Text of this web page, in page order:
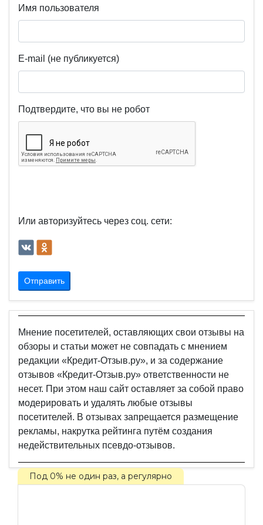
Имя пользователя
E-mail (не публикуется)
Подтвердите, что вы не робот
Или авторизуйтесь через соц. сети:
Отправить
Мнение посетителей, оставляющих свои отзывы на
обзоры и статьи может не совпадать с мнением
редакции «Кредит-Отзыв.ру», и за содержание
отзывов «Кредит-Отзыв.ру» ответственности не
несет. При этом наш сайт оставляет за собой право
модерировать и удалять любые отзывы
посетителей. В отзывах запрещается размещение
рекламы, накрутка рейтинга путём создания
недействительных псевдо-отзывов.
Под 0% не один раз, а регулярно